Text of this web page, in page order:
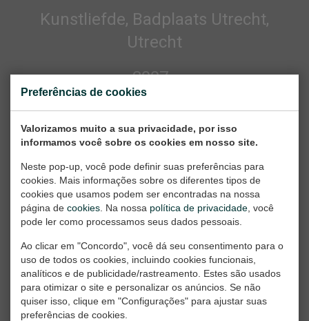
Preferências de cookies
Valorizamos muito a sua privacidade, por isso
informamos você sobre os cookies em nosso site.
Neste pop-up, você pode definir suas preferências para
cookies. Mais informações sobre os diferentes tipos de
cookies que usamos podem ser encontradas na nossa
página de cookies . Na nossa política de privacidade , você
pode ler como processamos seus dados pessoais.
Ao clicar em "Concordo", você dá seu consentimento para o
uso de todos os cookies, incluindo cookies funcionais,
analíticos e de publicidade/rastreamento. Estes são usados
para otimizar o site e personalizar os anúncios. Se não
quiser isso, clique em "Configurações" para ajustar suas
preferências de cookies.
Kunstliefde, Badplaats Utrecht,
Utrecht
2007
Centraal Museum, Oud Ontmoet
Nieuw, Utrecht
2006
Stadsgalerie, Gouda
2005
Lokaal 4, What's Cooking Today,
Amersfoort